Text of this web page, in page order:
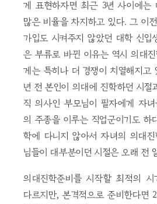
게 표현하자면 최근 3년 사이에는
많은 비율을 차지하고 있다. 그 이
가입도 시켜주지 않았던 대학 신입
은 부류로 바뀐 이유는 역시 의대진
게는 특히나 더 경쟁이 치열해지고
년 전 본인이 의대에 진학하던 시절
직 의사인 부모님이 필자에게 자
의 주종을 이루는 직업군이기도 하
학에 다니지 않아서 자녀의 의대진
님들이 대부분이던 시절은 오래 전
의대진학준비를 시작할 최적의
다르지만, 본격적으로 준비한다면